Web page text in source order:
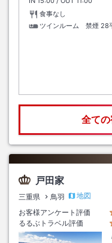
食事なし
ツインルーム 禁煙 28
全て
戸田家
三重県 鳥羽
地図
お客様アンケート評価
るるぶトラベル評価